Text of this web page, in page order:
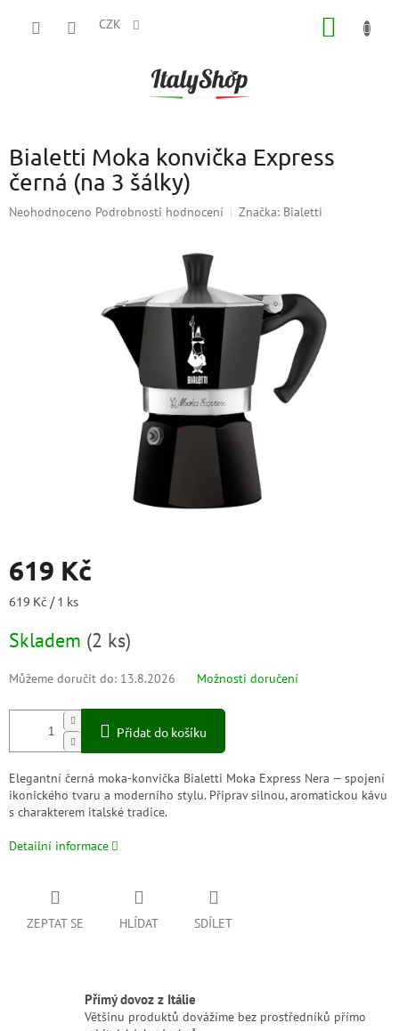
CZK
Bialetti Moka konvička Express
černá (na 3 šálky)
Průměrné
Neohodnoceno Podrobnosti hodnocení Značka: Bialetti
619 Kč
Měrná
619 Kč / 1 ks
Skladem (2 ks)
Můžeme doručit do: 13.8.2026 Možnosti doručení
Přidat do košíku
Elegantní černá moka-konvička Bialetti Moka Express Nera — spojení
ikonického tvaru a moderního stylu. Připrav silnou, aromatickou kávu
s charakterem italské tradice.
Detailní informace
ZEPTAT SE HLÍDAT SDÍLET
Přímý dovoz z Itálie
Většinu produktů dovážíme bez prostředníků přímo